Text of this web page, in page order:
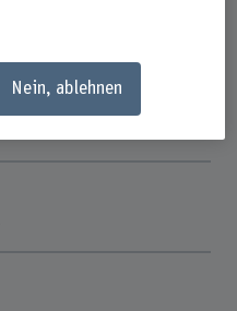
Nein, ablehnen